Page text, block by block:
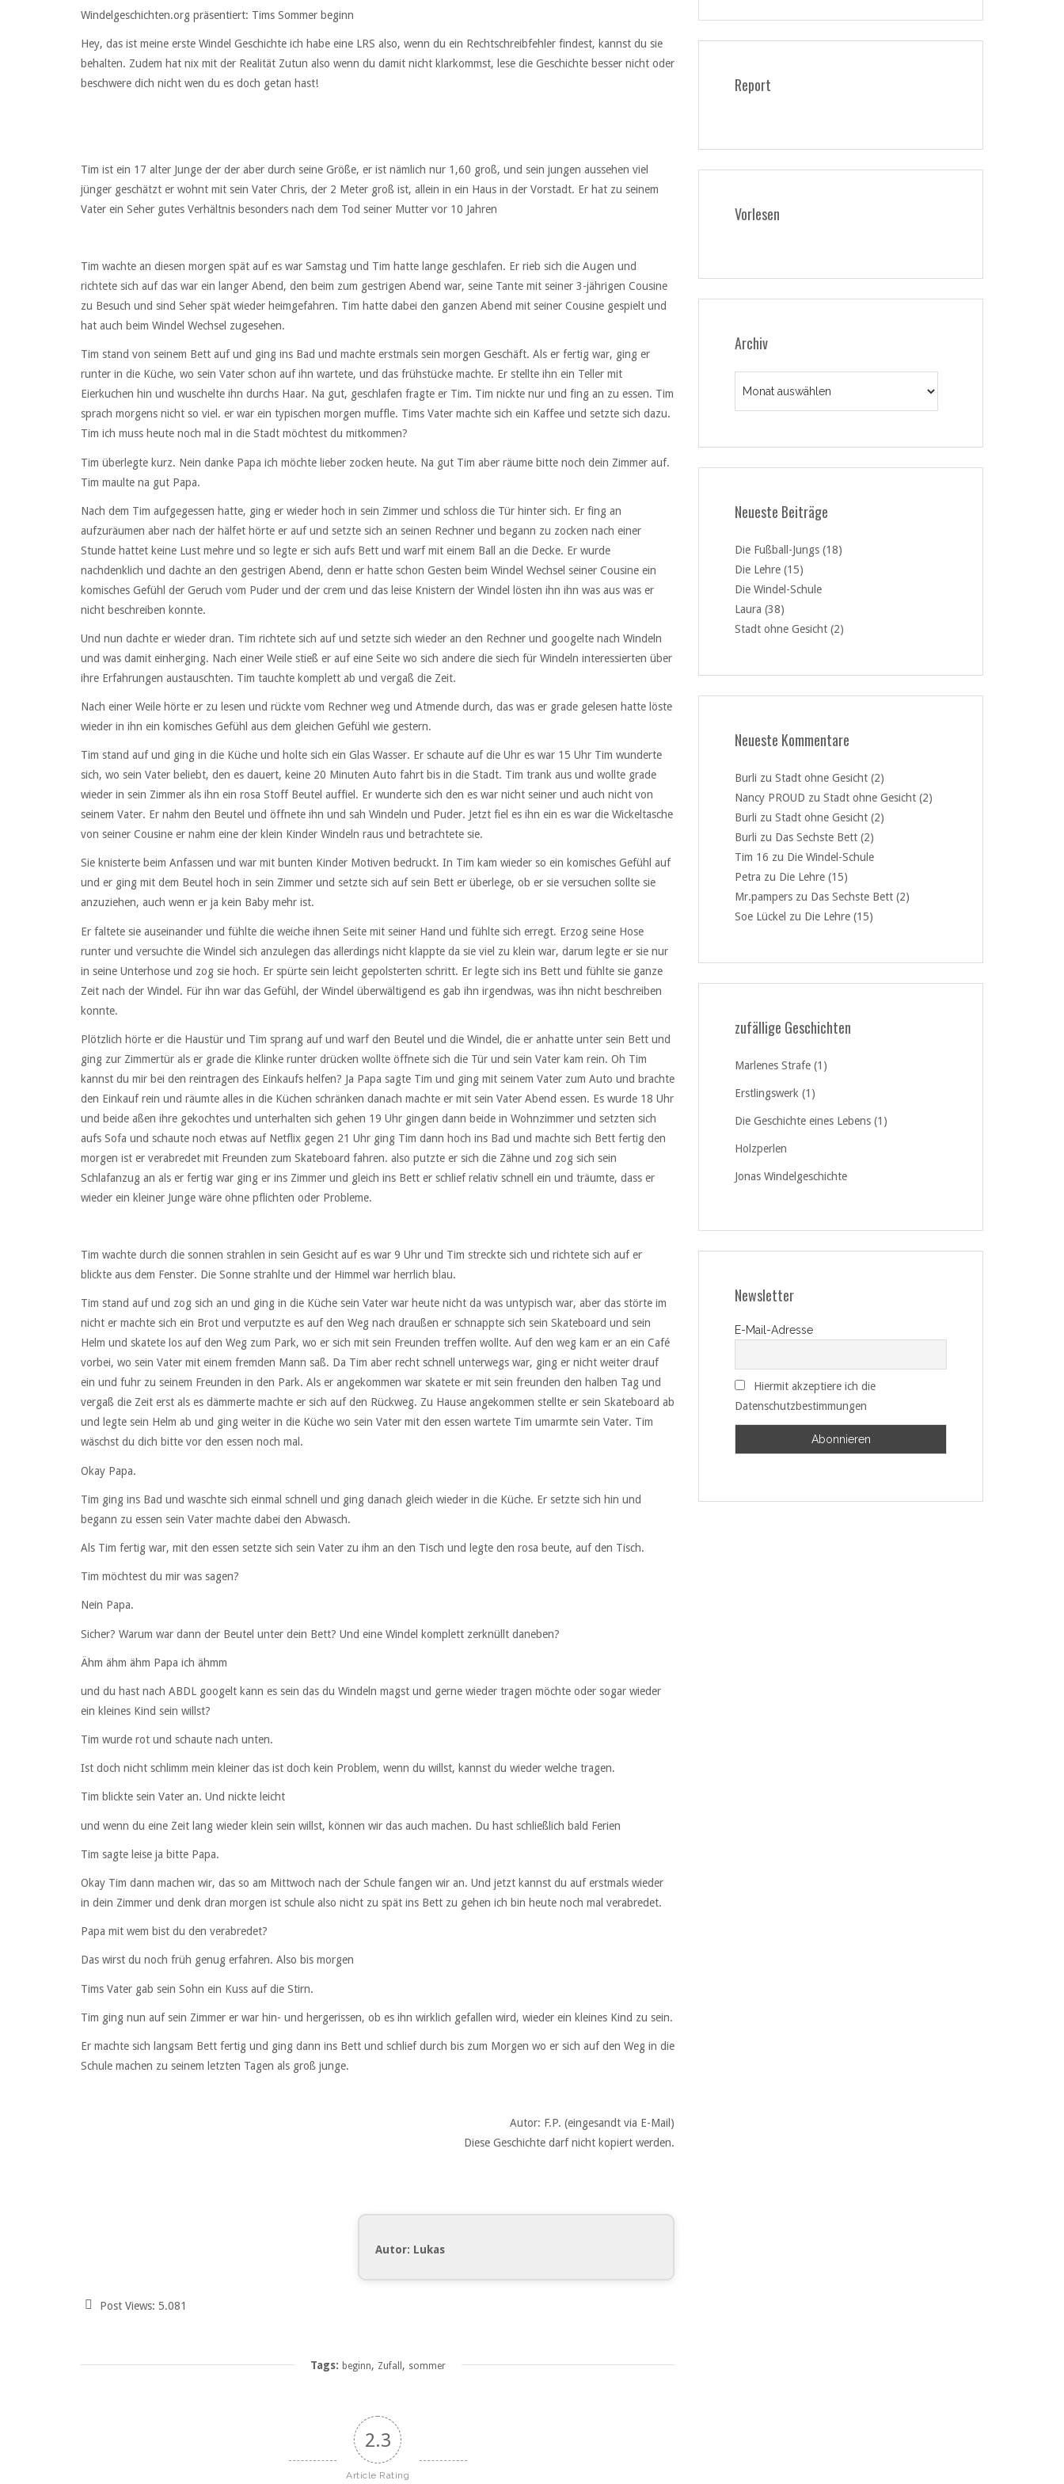
Windelgeschichten.org präsentiert: Tims Sommer beginn
Hey, das ist meine erste Windel Geschichte ich habe eine LRS also, wenn du ein Rechtschreibfehler findest, kannst du sie
behalten. Zudem hat nix mit der Realität Zutun also wenn du damit nicht klarkommst, lese die Geschichte besser nicht oder
beschwere dich nicht wen du es doch getan hast!
Tim ist ein 17 alter Junge der der aber durch seine Größe, er ist nämlich nur 1,60 groß, und sein jungen aussehen viel
jünger geschätzt er wohnt mit sein Vater Chris, der 2 Meter groß ist, allein in ein Haus in der Vorstadt. Er hat zu seinem
Vater ein Seher gutes Verhältnis besonders nach dem Tod seiner Mutter vor 10 Jahren
Tim wachte an diesen morgen spät auf es war Samstag und Tim hatte lange geschlafen. Er rieb sich die Augen und
richtete sich auf das war ein langer Abend, den beim zum gestrigen Abend war, seine Tante mit seiner 3-jährigen Cousine
zu Besuch und sind Seher spät wieder heimgefahren. Tim hatte dabei den ganzen Abend mit seiner Cousine gespielt und
hat auch beim Windel Wechsel zugesehen.
Tim stand von seinem Bett auf und ging ins Bad und machte erstmals sein morgen Geschäft. Als er fertig war, ging er
runter in die Küche, wo sein Vater schon auf ihn wartete, und das frühstücke machte. Er stellte ihn ein Teller mit
Eierkuchen hin und wuschelte ihn durchs Haar. Na gut, geschlafen fragte er Tim. Tim nickte nur und fing an zu essen. Tim
sprach morgens nicht so viel. er war ein typischen morgen muffle. Tims Vater machte sich ein Kaffee und setzte sich dazu.
Tim ich muss heute noch mal in die Stadt möchtest du mitkommen?
Tim überlegte kurz. Nein danke Papa ich möchte lieber zocken heute. Na gut Tim aber räume bitte noch dein Zimmer auf.
Tim maulte na gut Papa.
Nach dem Tim aufgegessen hatte, ging er wieder hoch in sein Zimmer und schloss die Tür hinter sich. Er fing an
aufzuräumen aber nach der hälfet hörte er auf und setzte sich an seinen Rechner und begann zu zocken nach einer
Stunde hattet keine Lust mehre und so legte er sich aufs Bett und warf mit einem Ball an die Decke. Er wurde
nachdenklich und dachte an den gestrigen Abend, denn er hatte schon Gesten beim Windel Wechsel seiner Cousine ein
komisches Gefühl der Geruch vom Puder und der crem und das leise Knistern der Windel lösten ihn ihn was aus was er
nicht beschreiben konnte.
Und nun dachte er wieder dran. Tim richtete sich auf und setzte sich wieder an den Rechner und googelte nach Windeln
und was damit einherging. Nach einer Weile stieß er auf eine Seite wo sich andere die siech für Windeln interessierten über
ihre Erfahrungen austauschten. Tim tauchte komplett ab und vergaß die Zeit.
Nach einer Weile hörte er zu lesen und rückte vom Rechner weg und Atmende durch, das was er grade gelesen hatte löste
wieder in ihn ein komisches Gefühl aus dem gleichen Gefühl wie gestern.
Tim stand auf und ging in die Küche und holte sich ein Glas Wasser. Er schaute auf die Uhr es war 15 Uhr Tim wunderte
sich, wo sein Vater beliebt, den es dauert, keine 20 Minuten Auto fahrt bis in die Stadt. Tim trank aus und wollte grade
wieder in sein Zimmer als ihn ein rosa Stoff Beutel auffiel. Er wunderte sich den es war nicht seiner und auch nicht von
seinem Vater. Er nahm den Beutel und öffnete ihn und sah Windeln und Puder. Jetzt fiel es ihn ein es war die Wickeltasche
von seiner Cousine er nahm eine der klein Kinder Windeln raus und betrachtete sie.
Sie knisterte beim Anfassen und war mit bunten Kinder Motiven bedruckt. In Tim kam wieder so ein komisches Gefühl auf
und er ging mit dem Beutel hoch in sein Zimmer und setzte sich auf sein Bett er überlege, ob er sie versuchen sollte sie
anzuziehen, auch wenn er ja kein Baby mehr ist.
Er faltete sie auseinander und fühlte die weiche ihnen Seite mit seiner Hand und fühlte sich erregt. Erzog seine Hose
runter und versuchte die Windel sich anzulegen das allerdings nicht klappte da sie viel zu klein war, darum legte er sie nur
in seine Unterhose und zog sie hoch. Er spürte sein leicht gepolsterten schritt. Er legte sich ins Bett und fühlte sie ganze
Zeit nach der Windel. Für ihn war das Gefühl, der Windel überwältigend es gab ihn irgendwas, was ihn nicht beschreiben
konnte.
Plötzlich hörte er die Haustür und Tim sprang auf und warf den Beutel und die Windel, die er anhatte unter sein Bett und
ging zur Zimmertür als er grade die Klinke runter drücken wollte öffnete sich die Tür und sein Vater kam rein. Oh Tim
kannst du mir bei den reintragen des Einkaufs helfen? Ja Papa sagte Tim und ging mit seinem Vater zum Auto und brachte
den Einkauf rein und räumte alles in die Küchen schränken danach machte er mit sein Vater Abend essen. Es wurde 18 Uhr
und beide aßen ihre gekochtes und unterhalten sich gehen 19 Uhr gingen dann beide in Wohnzimmer und setzten sich
aufs Sofa und schaute noch etwas auf Netflix gegen 21 Uhr ging Tim dann hoch ins Bad und machte sich Bett fertig den
morgen ist er verabredet mit Freunden zum Skateboard fahren. also putzte er sich die Zähne und zog sich sein
Schlafanzug an als er fertig war ging er ins Zimmer und gleich ins Bett er schlief relativ schnell ein und träumte, dass er
wieder ein kleiner Junge wäre ohne pflichten oder Probleme.
Tim wachte durch die sonnen strahlen in sein Gesicht auf es war 9 Uhr und Tim streckte sich und richtete sich auf er
blickte aus dem Fenster. Die Sonne strahlte und der Himmel war herrlich blau.
Tim stand auf und zog sich an und ging in die Küche sein Vater war heute nicht da was untypisch war, aber das störte im
nicht er machte sich ein Brot und verputzte es auf den Weg nach draußen er schnappte sich sein Skateboard und sein
Helm und skatete los auf den Weg zum Park, wo er sich mit sein Freunden treffen wollte. Auf den weg kam er an ein Café
vorbei, wo sein Vater mit einem fremden Mann saß. Da Tim aber recht schnell unterwegs war, ging er nicht weiter drauf
ein und fuhr zu seinem Freunden in den Park. Als er angekommen war skatete er mit sein freunden den halben Tag und
vergaß die Zeit erst als es dämmerte machte er sich auf den Rückweg. Zu Hause angekommen stellte er sein Skateboard ab
und legte sein Helm ab und ging weiter in die Küche wo sein Vater mit den essen wartete Tim umarmte sein Vater. Tim
wäschst du dich bitte vor den essen noch mal.
Okay Papa.
Tim ging ins Bad und waschte sich einmal schnell und ging danach gleich wieder in die Küche. Er setzte sich hin und
begann zu essen sein Vater machte dabei den Abwasch.
Als Tim fertig war, mit den essen setzte sich sein Vater zu ihm an den Tisch und legte den rosa beute, auf den Tisch.
Tim möchtest du mir was sagen?
Nein Papa.
Sicher? Warum war dann der Beutel unter dein Bett? Und eine Windel komplett zerknüllt daneben?
Ähm ähm ähm Papa ich ähmm
und du hast nach ABDL googelt kann es sein das du Windeln magst und gerne wieder tragen möchte oder sogar wieder
ein kleines Kind sein willst?
Tim wurde rot und schaute nach unten.
Ist doch nicht schlimm mein kleiner das ist doch kein Problem, wenn du willst, kannst du wieder welche tragen.
Tim blickte sein Vater an. Und nickte leicht
und wenn du eine Zeit lang wieder klein sein willst, können wir das auch machen. Du hast schließlich bald Ferien
Tim sagte leise ja bitte Papa.
Okay Tim dann machen wir, das so am Mittwoch nach der Schule fangen wir an. Und jetzt kannst du auf erstmals wieder
in dein Zimmer und denk dran morgen ist schule also nicht zu spät ins Bett zu gehen ich bin heute noch mal verabredet.
Papa mit wem bist du den verabredet?
Das wirst du noch früh genug erfahren. Also bis morgen
Tims Vater gab sein Sohn ein Kuss auf die Stirn.
Tim ging nun auf sein Zimmer er war hin- und hergerissen, ob es ihn wirklich gefallen wird, wieder ein kleines Kind zu sein.
Er machte sich langsam Bett fertig und ging dann ins Bett und schlief durch bis zum Morgen wo er sich auf den Weg in die
Schule machen zu seinem letzten Tagen als groß junge.
Autor: F.P. (eingesandt via E-Mail)
Diese Geschichte darf nicht kopiert werden.
Autor: Lukas
Post Views: 5.081
Tags: beginn, Zufall , sommer
2.3
Article Rating
Report
Vorlesen
Archiv
Neueste Beiträge
Die Fußball-Jungs (18)
Die Lehre (15)
Die Windel-Schule
Laura (38)
Stadt ohne Gesicht (2)
Neueste Kommentare
Burli zu Stadt ohne Gesicht (2)
Nancy PROUD zu Stadt ohne Gesicht (2)
Burli zu Stadt ohne Gesicht (2)
Burli zu Das Sechste Bett (2)
Tim 16 zu Die Windel-Schule
Petra zu Die Lehre (15)
Mr.pampers zu Das Sechste Bett (2)
Soe Lückel zu Die Lehre (15)
zufällige Geschichten
Marlenes Strafe (1)
Erstlingswerk (1)
Die Geschichte eines Lebens (1)
Holzperlen
Jonas Windelgeschichte
Newsletter
E-Mail-Adresse
Hiermit akzeptiere ich die
Datenschutzbestimmungen